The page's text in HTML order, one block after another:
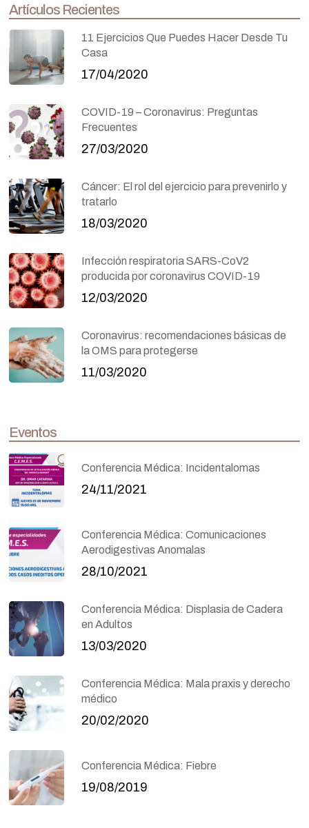
Artículos Recientes
11 Ejercicios Que Puedes Hacer Desde Tu
Casa
17/04/2020
COVID-19 – Coronavirus: Preguntas
Frecuentes
27/03/2020
Cáncer: El rol del ejercicio para prevenirlo y
tratarlo
18/03/2020
Infección respiratoria SARS-CoV2
producida por coronavirus COVID-19
12/03/2020
Coronavirus: recomendaciones básicas de
la OMS para protegerse
11/03/2020
Eventos
Conferencia Médica: Incidentalomas
24/11/2021
Conferencia Médica: Comunicaciones
Aerodigestivas Anomalas
28/10/2021
Conferencia Médica: Displasia de Cadera
en Adultos
13/03/2020
Conferencia Médica: Mala praxis y derecho
médico
20/02/2020
Conferencia Médica: Fiebre
19/08/2019